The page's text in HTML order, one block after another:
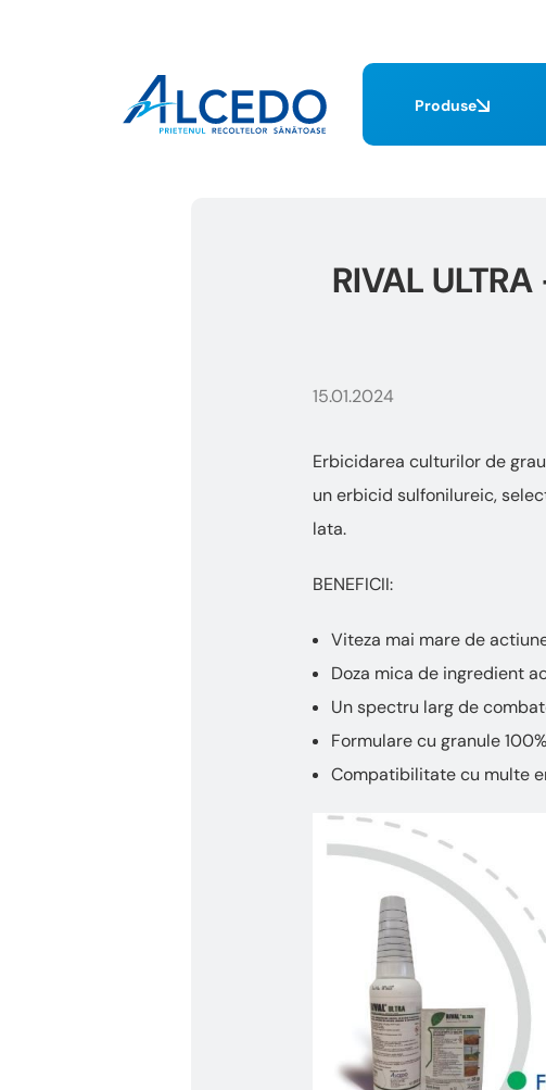
Produse
RIVAL
15.01.2024
Erbicidarea culturilor de
un erbicid sulfonilureic,
lata.
BENEFICII:
Viteza mai mare de
Doza mica de ingredient
Un spectru larg de
Formulare cu granule
Compatibilitate cu multe